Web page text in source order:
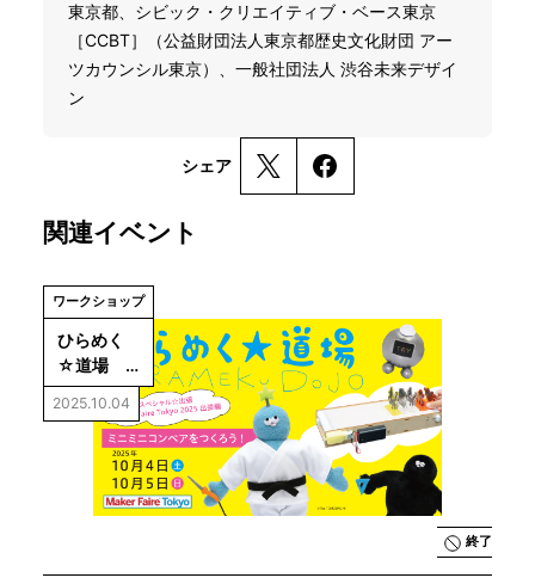
東京都、シビック・クリエイティブ・ベース東京
［CCBT］（公益財団法人東京都歴史文化財団 アー
ツカウンシル東京）、一般社団法人 渋谷未来デザイ
ン
シェア
関連イベント
ワークショップ
ひらめく
☆道場
スペシャル
☆出張
2025編
2025.10.04
終了